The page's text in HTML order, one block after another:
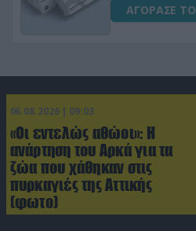
ΑΓΟΡΑΣΕ ΤΟ
06.08.2026 | 09:03
«Οι εντελώς αθώοι»: Η
ανάρτηση του Αρκά για τα
ζώα που χάθηκαν στις
πυρκαγιές της Αττικής
(φωτο)